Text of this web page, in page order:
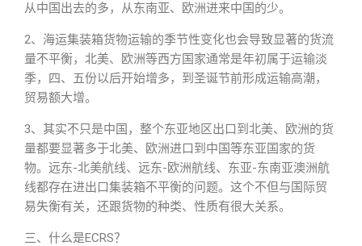
从中国出去的多，从东南亚、欧洲进来中国的少。
2、海运集装箱货物运输的季节性变化也会导致显著的货流
量不平衡，北美、欧洲等西方国家通常是年初属于运输淡
季，四、五份以后开始增多，到圣诞节前形成运输高潮，
贸易额大增。
3、其实不只是中国，整个东亚地区出口到北美、欧洲的货
量都要显著多于北美、欧洲进口到中国等东亚国家的货
物。远东-北美航线、远东-欧洲航线、东亚-东南亚澳洲航
线都存在进出口集装箱不平衡的问题。这个不但与国际贸
易失衡有关，还跟货物的种类、性质有很大关系。
三、什么是ECRS？